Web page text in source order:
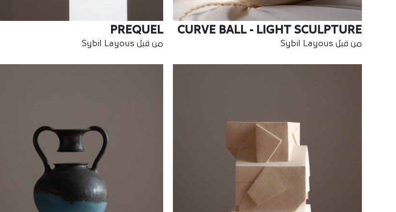
PREQUEL
من قبل Sybil Layous
CURVE BALL - LIGHT SCULPTURE
من قبل Sybil Layous